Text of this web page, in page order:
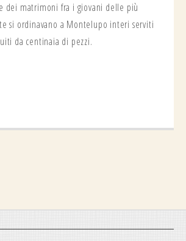
dei matrimoni fra i giovani delle più
si ordinavano a Montelupo interi serviti
da centinaia di pezzi.